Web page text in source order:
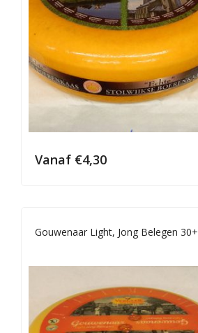
Vanaf €4,30
Gouwenaar Light, Jong Belegen 30+